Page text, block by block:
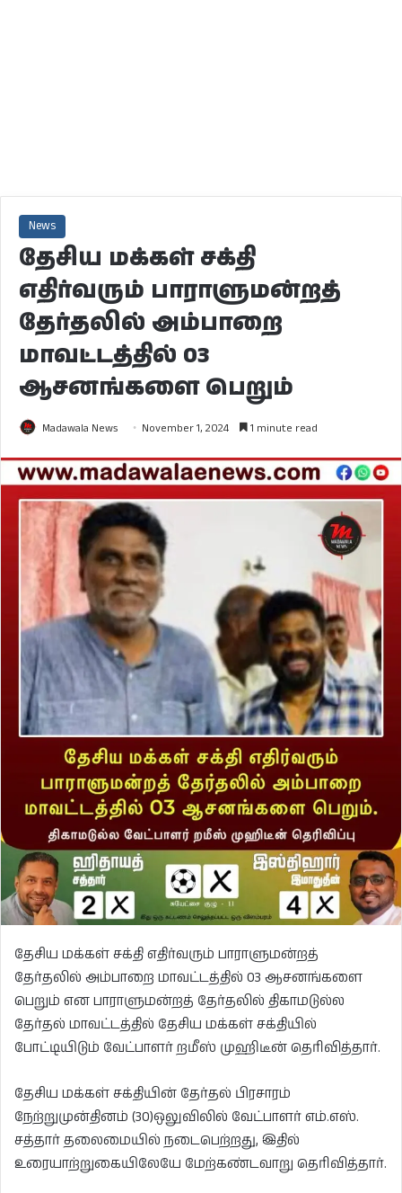
News
தேசிய மக்கள் சக்தி
எதிர்வரும் பாராளுமன்றத்
தேர்தலில் அம்பாறை
மாவட்டத்தில் 03
ஆசனங்களை பெறும்
Madawala News November 1, 2024 1 minute read
தேசிய மக்கள் சக்தி எதிர்வரும் பாராளுமன்றத்
தேர்தலில் அம்பாறை மாவட்டத்தில் 03 ஆசனங்களை
பெறும் என பாராளுமன்றத் தேர்தலில் திகாமடுல்ல
தேர்தல் மாவட்டத்தில் தேசிய மக்கள் சக்தியில்
போட்டியிடும் வேட்பாளர் றமீஸ் முஹிடீன் தெரிவித்தார்.
தேசிய மக்கள் சக்தியின் தேர்தல் பிரசாரம்
நேற்றுமுன்தினம் (30)ஒலுவிலில் வேட்பாளர் எம்.எஸ்.
சத்தார் தலைமையில் நடைபெற்றது, இதில்
உரையாற்றுகையிலேயே மேற்கண்டவாறு தெரிவித்தார்.